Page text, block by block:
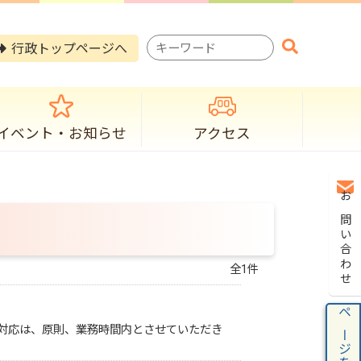
行政トップページへ
検
索
ベント・お知らせ アクセス
お問い合わせ
全1件
応は、原則、業務時間内とさせていただき